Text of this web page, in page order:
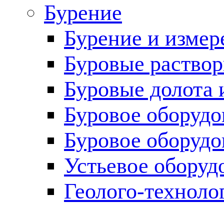
Бурение
Бурение и
Буровые
Буровые долота
Буровое
Буровое
Устьевое
Геолого-